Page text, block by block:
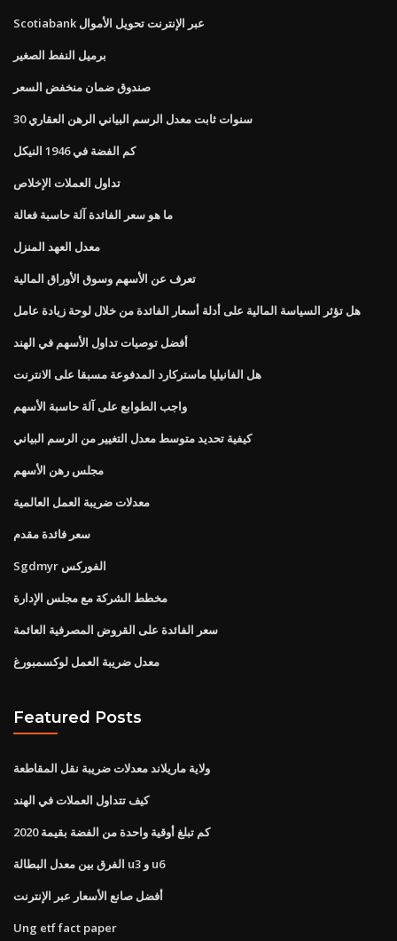
Scotiabank عبر الإنترنت تحويل الأموال
برميل النفط الصغير
صندوق ضمان منخفض السعر
30 سنوات ثابت معدل الرسم البياني الرهن العقاري
كم الفضة في 1946 النيكل
تداول العملات الإخلاص
ما هو سعر الفائدة آلة حاسبة فعالة
معدل العهد المنزل
تعرف عن الأسهم وسوق الأوراق المالية
هل تؤثر السياسة المالية على أدلة أسعار الفائدة من خلال لوحة زيادة عامل
أفضل توصيات تداول الأسهم في الهند
هل الفانيليا ماستركارد المدفوعة مسبقا على الانترنت
واجب الطوابع على آلة حاسبة الأسهم
كيفية تحديد متوسط ​​معدل التغيير من الرسم البياني
مجلس رهن الأسهم
معدلات ضريبة العمل العالمية
سعر فائدة مقدم
Sgdmyr الفوركس
مخطط الشركة مع مجلس الإدارة
سعر الفائدة على القروض المصرفية العائمة
معدل ضريبة العمل لوكسمبورغ
Featured Posts
ولاية ماريلاند معدلات ضريبة نقل المقاطعة
كيف تتداول العملات في الهند
كم تبلغ أوقية واحدة من الفضة بقيمة 2020
الفرق بين معدل البطالة u3 و u6
أفضل صانع الأسعار عبر الإنترنت
Ung etf fact paper